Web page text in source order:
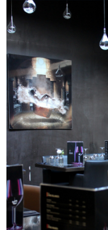
Trouver un Restaurant Val de
simple avec les bonnes
Marne sait souvent satisfaire
extérieure. Le soin apporté au
Marne renforce l’envie de
Restaurant Val de Marne
Restaurant Val de Marne
importance à la qualité des
reste un point fort pour un
Restaurant Val de Marne
clientèle régulière. Un
pour le service du midi offre
Restaurant Val de Marne
parenthèse. Un Restaurant
excellent lieu pour échanger
Val de Marne convainc plus
sur les prix. Un Restaurant
grâce à quelques plats
inspire davantage confiance
commentaires en ligne
Restaurant Val de Marne. Un
mettre en avant une cuisine
sa table dans un Restaurant
de la sortie. Un Restaurant